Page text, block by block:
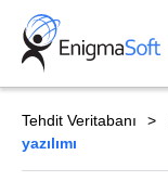
Skip
content
Tehdit Veritabanı
yazılımı